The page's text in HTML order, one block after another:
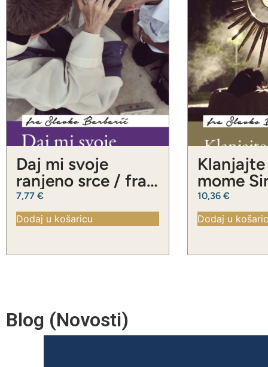
Daj mi svoje
ranjeno srce / fra
Slavko Barbarić
7,77 €
Dodaj u košaricu
mome
Slavko
10,36 €
Dodaj u
Blog (Novosti)